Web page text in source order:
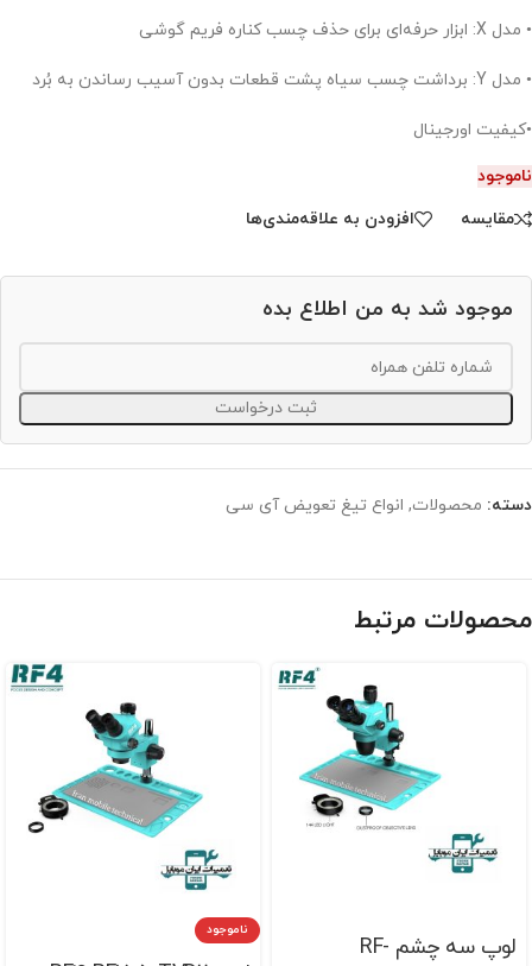
• مدل X: ابزار حرفه‌ای برای حذف چسب کناره فریم گوشی
• مدل Y: برداشت چسب سیاه پشت قطعات بدون آسیب رساندن به بُرد
•کیفیت اورجینال
ناموجود
مقایسه
افزودن به علاقه‌مندی‌ها
موجود شد به من اطلاع بده
ثبت درخواست
دسته: محصولات, انواع تیغ تعویض آی سی
محصولات مرتبط
لوپ سه چشم RF-
ناموجود